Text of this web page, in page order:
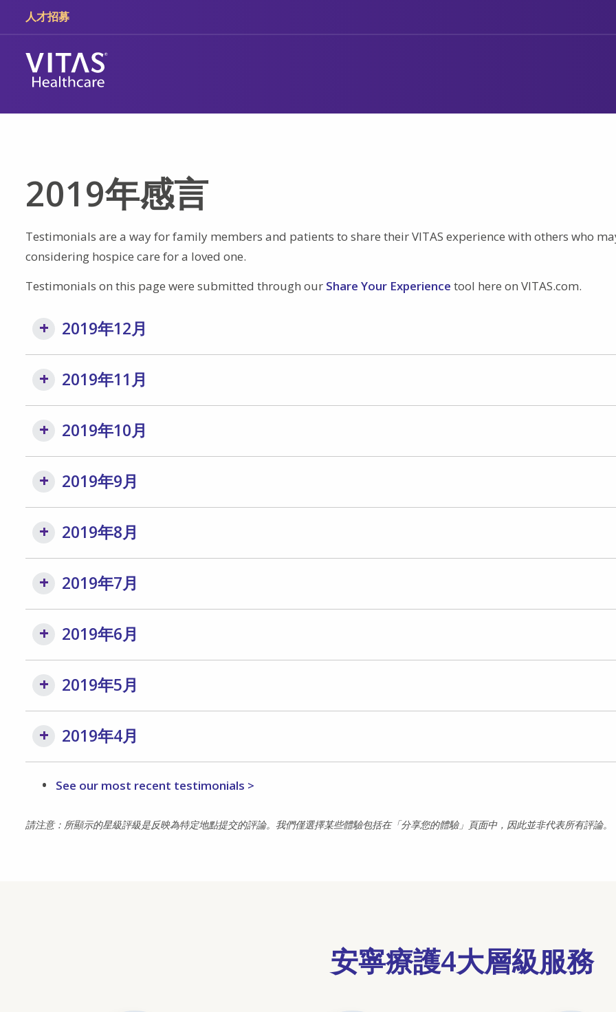
跳轉至主要內容
跳轉至導覽
人才招募
2019年感言
Testimonials are a way for family members and patients to share their VITAS experience with others who
considering hospice care for a loved one.
Testimonials on this page were submitted through our Share Your Experience tool here on VITAS.com.
2019年12月
2019年11月
2019年10月
2019年9月
2019年8月
2019年7月
2019年6月
2019年5月
2019年4月
See our most recent testimonials >
請注意：所顯示的星級評級是反映為特定地點提交的評論。我們僅選擇某些體驗包括在「分享您的體驗」頁面中，因此並非代表所有評論。
安寧療護4大層級服務